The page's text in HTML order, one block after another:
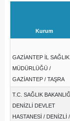
Kurum
GAZİANTEP İL SAĞLIK
MÜDÜRLÜĞÜ /
GAZİANTEP / TAŞRA
T.C. SAĞLIK
DENİZLİ DEVLET
HASTANESİ / DENİZLİ /